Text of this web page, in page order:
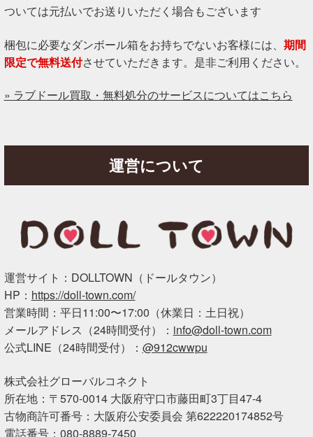
ついては元払いでお送りいただく場合もございます
梱包に必要なダンボール箱をお持ちでないお客様には、 期間
限定で無料送付させていただきます。是非ご利用ください。
» ラブドール買取・無料処分のサービスについてはこちら
運営について
運営サイト：DOLLTOWN（ドールタウン）
HP： https://doll-town.com/
営業時間：平日11:00〜17:00（休業日：土日祝）
メールアドレス（24時間受付）： info@doll-town.com
公式LINE（24時間受付）： @912cwwpu
株式会社グローバルコネクト
所在地：〒570-0014 大阪府守口市藤田町3丁目47-4
古物商許可番号：大阪府公安委員会 第622220174852号
電話番号：080-8889-7450